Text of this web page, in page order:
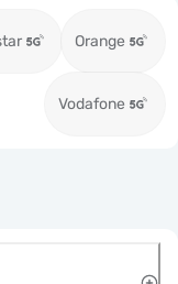
Orange
Vodafone